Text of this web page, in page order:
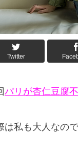
Twitter
パリが杏仁豆腐
は私も大人なの